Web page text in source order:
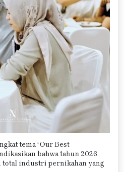
tema “Our Best
bahwa tahun 2026
total industri pernikahan yang